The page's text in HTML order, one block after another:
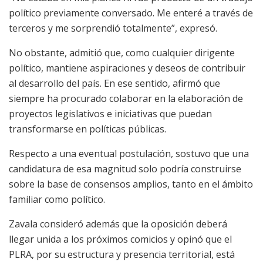
político previamente conversado. Me enteré a través de
terceros y me sorprendió totalmente”, expresó.
No obstante, admitió que, como cualquier dirigente
político, mantiene aspiraciones y deseos de contribuir
al desarrollo del país. En ese sentido, afirmó que
siempre ha procurado colaborar en la elaboración de
proyectos legislativos e iniciativas que puedan
transformarse en políticas públicas.
Respecto a una eventual postulación, sostuvo que una
candidatura de esa magnitud solo podría construirse
sobre la base de consensos amplios, tanto en el ámbito
familiar como político.
Zavala consideró además que la oposición deberá
llegar unida a los próximos comicios y opinó que el
PLRA, por su estructura y presencia territorial, está